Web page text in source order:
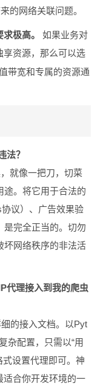
的网络关联问题。
极高。
如果业务对
享资源，那么可以选
带宽和专属的资源通
法？
就像一把刀，切菜
途。将它用于合法的
议）、广告效果验
是完全正当的。切勿
坏网络秩序的非法活
代理接入到我的爬虫
的接入文档。以Pyt
杂配置，只需以“用
式设置代理即可。神
适合你开发环境的一